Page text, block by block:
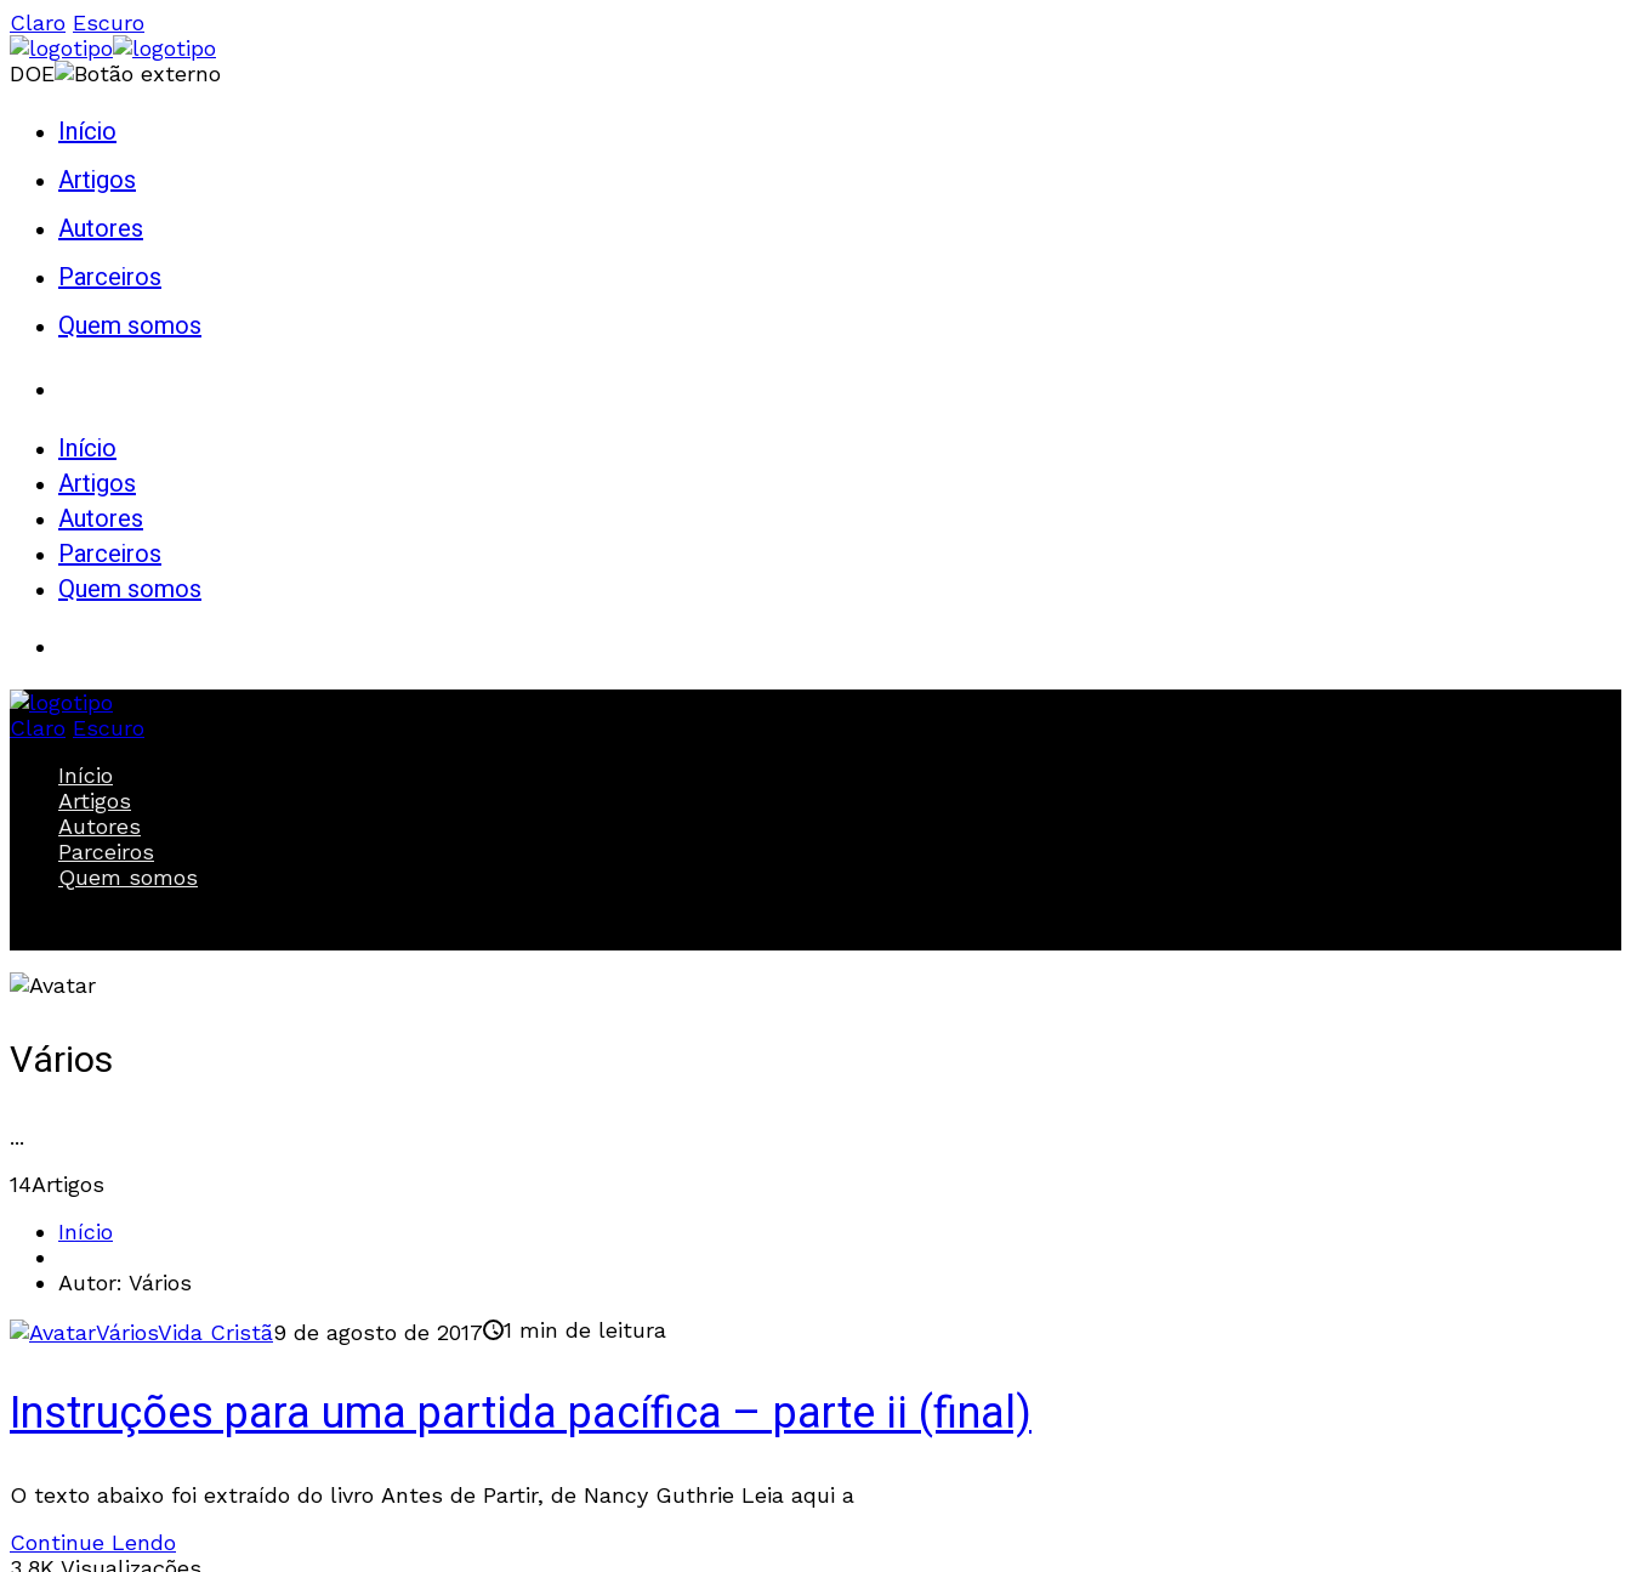
Claro Escuro
DOE
Início
Artigos
Autores
Parceiros
Quem somos
Início
Artigos
Autores
Parceiros
Quem somos
Claro Escuro
Início
Artigos
Autores
Parceiros
Quem somos
Vários
...
14Artigos
Início
Autor: Vários
VáriosVida Cristã9 de agosto de 2017 1 min de leitura
Instruções para uma partida pacífica – parte ii (final)
O texto abaixo foi extraído do livro Antes de Partir, de Nancy Guthrie Leia aqui a
Continue Lendo